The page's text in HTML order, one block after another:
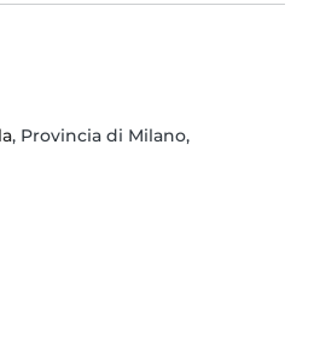
, Provincia di Milano,